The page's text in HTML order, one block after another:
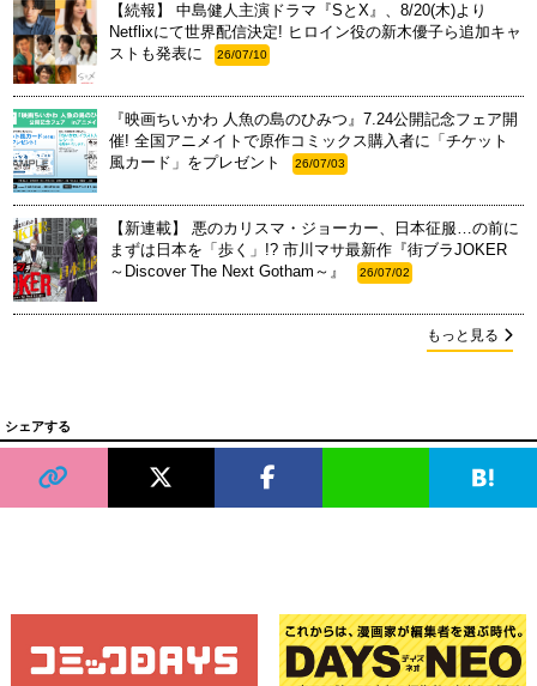
【続報】 中島健人主演ドラマ『SとX』、8/20(木)より
Netflixにて世界配信決定! ヒロイン役の新木優子ら追加キャ
ストも発表に
26/07/10
『映画ちいかわ 人魚の島のひみつ』7.24公開記念フェア開
催! 全国アニメイトで原作コミックス購入者に「チケット
風カード」をプレゼント
26/07/03
【新連載】 悪のカリスマ・ジョーカー、日本征服…の前に
まずは日本を「歩く」!? 市川マサ最新作『街ブラJOKER
～Discover The Next Gotham～』
26/07/02
もっと見る
シェアする